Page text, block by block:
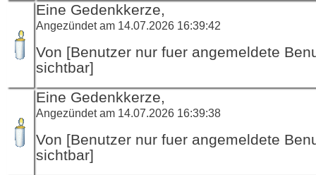
Eine Gedenkkerze,
Angezündet am 14.07.2026 16:39:42
Von [Benutzer nur fuer angemeldete
sichtbar]
Eine Gedenkkerze,
Angezündet am 14.07.2026 16:39:38
Von [Benutzer nur fuer angemeldete
sichtbar]